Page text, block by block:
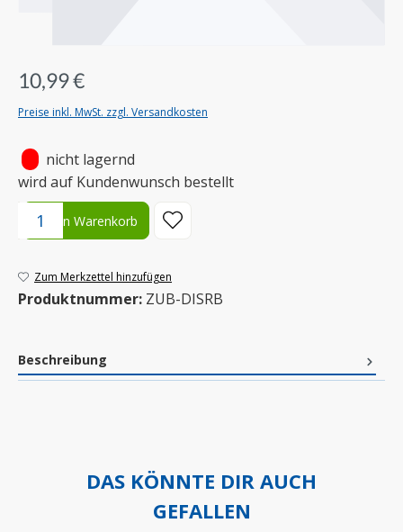
10,99 €
Preise inkl. MwSt. zzgl. Versandkosten
nicht lagernd
wird auf Kundenwunsch bestellt
Produkt Anzahl: Gib den gewünschten Wert ein oder benutze
In den Warenkorb
Zum Merkzettel hinzufügen
Produktnummer: ZUB-DISRB
Beschreibung
DAS KÖNNTE DIR AUCH
GEFALLEN